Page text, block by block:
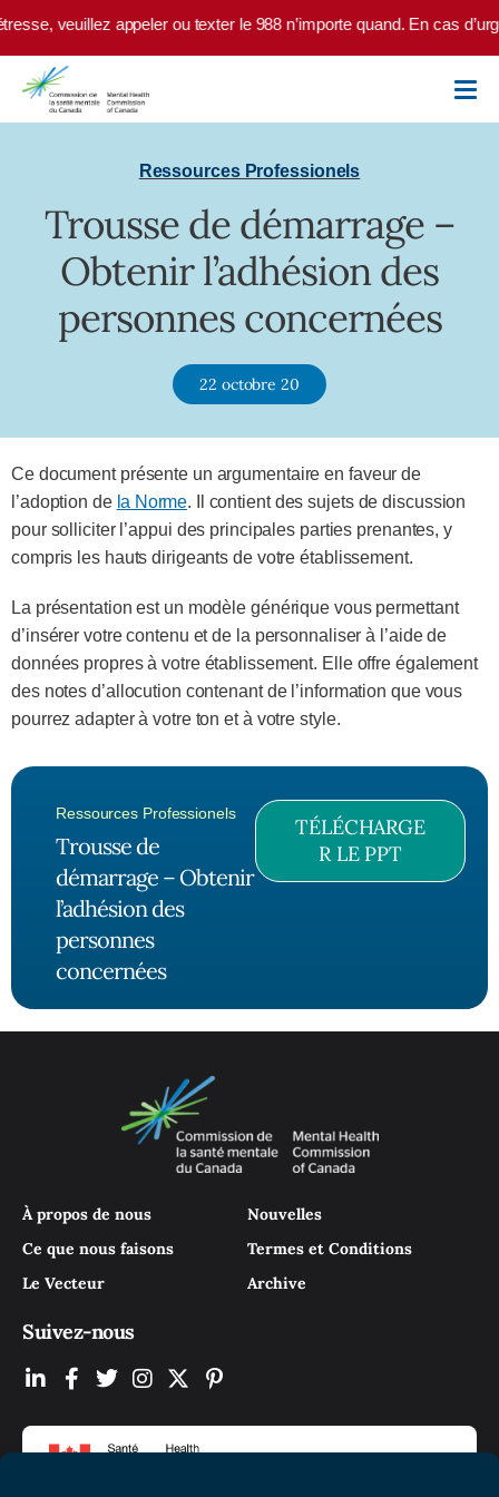
Skip to main content
veuillez appeler ou texter le 988 n’importe quand. En cas
Ressources Professionels
Trousse de démarrage –
Obtenir l’adhésion des
personnes concernées
22 octobre 20
Ce document présente un argumentaire en faveur de
l’adoption de la Norme. Il contient des sujets de discussion
pour solliciter l’appui des principales parties prenantes, y
compris les hauts dirigeants de votre établissement.
La présentation est un modèle générique vous permettant
d’insérer votre contenu et de la personnaliser à l’aide de
données propres à votre établissement. Elle offre également
des notes d’allocution contenant de l’information que vous
pourrez adapter à votre ton et à votre style.
Ressources Professionels
Trousse de
démarrage – Obtenir
l’adhésion des
personnes
concernées
TÉLÉCHARGE
R LE PPT
À propos de nous
Ce que nous faisons
Le Vecteur
Nouvelles
Termes et Conditions
Archive
Suivez-nous